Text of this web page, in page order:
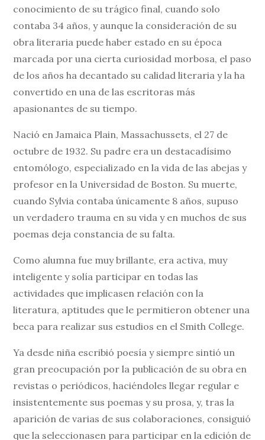
conocimiento de su trágico final, cuando solo
contaba 34 años, y aunque la consideración de su
obra literaria puede haber estado en su época
marcada por una cierta curiosidad morbosa, el paso
de los años ha decantado su calidad literaria y la ha
convertido en una de las escritoras más
apasionantes de su tiempo.
Nació en Jamaica Plain, Massachussets, el 27 de
octubre de 1932. Su padre era un destacadísimo
entomólogo, especializado en la vida de las abejas y
profesor en la Universidad de Boston. Su muerte,
cuando Sylvia contaba únicamente 8 años, supuso
un verdadero trauma en su vida y en muchos de sus
poemas deja constancia de su falta.
Como alumna fue muy brillante, era activa, muy
inteligente y solía participar en todas las
actividades que implicasen relación con la
literatura, aptitudes que le permitieron obtener una
beca para realizar sus estudios en el Smith College.
Ya desde niña escribió poesía y siempre sintió un
gran preocupación por la publicación de su obra en
revistas o periódicos, haciéndoles llegar regular e
insistentemente sus poemas y su prosa, y, tras la
aparición de varias de sus colaboraciones, consiguió
que la seleccionasen para participar en la edición de